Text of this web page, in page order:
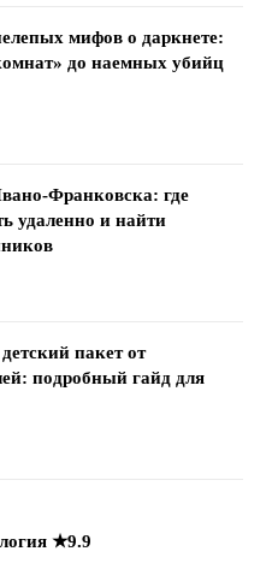
мифов о даркнете:
до наемных убийц
Франковска: где
удаленно и найти
пакет от
подробный гайд для
★9.9